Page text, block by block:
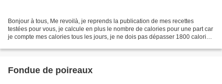
Bonjour à tous, Me revoilà, je reprends la publication de mes recettes
testées pour vous, je calcule en plus le nombre de calories pour une part car
je compte mes calories tous les jours, je ne dois pas dépasser 1800 calories.
Fondue de poireaux